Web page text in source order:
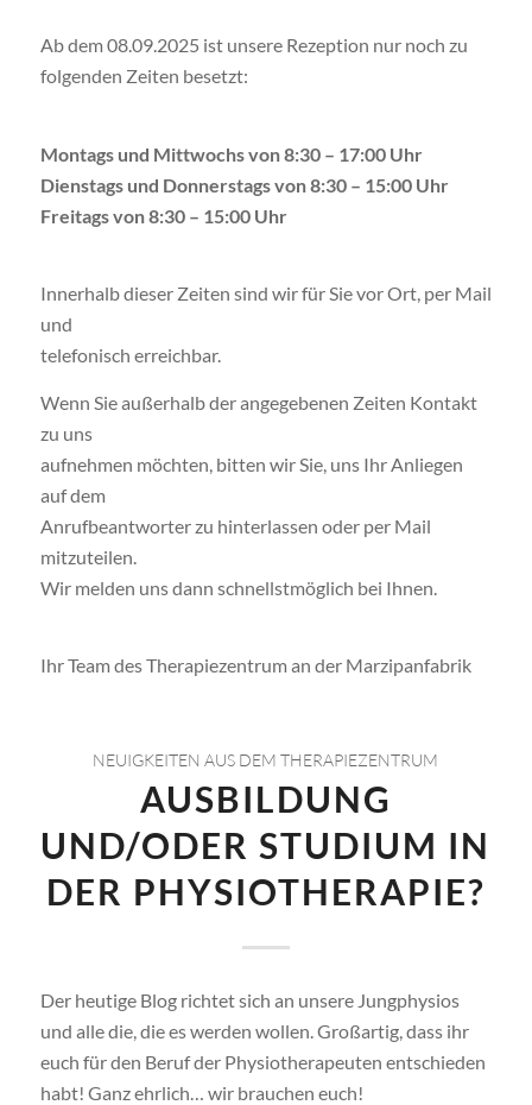
Ab dem 08.09.2025 ist unsere Rezeption nur noch zu
folgenden Zeiten besetzt:
Montags und Mittwochs von 8:30 – 17:00 Uhr
Dienstags und Donnerstags von 8:30 – 15:00 Uhr
Freitags von 8:30 – 15:00 Uhr
Innerhalb dieser Zeiten sind wir für Sie vor Ort, per Mail
und
telefonisch erreichbar.
Wenn Sie außerhalb der angegebenen Zeiten Kontakt
zu uns
aufnehmen möchten, bitten wir Sie, uns Ihr Anliegen
auf dem
Anrufbeantworter zu hinterlassen oder per Mail
mitzuteilen.
Wir melden uns dann schnellstmöglich bei Ihnen.
Ihr Team des Therapiezentrum an der Marzipanfabrik
NEUIGKEITEN AUS DEM THERAPIEZENTRUM
AUSBILDUNG
UND/ODER STUDIUM IN
DER PHYSIOTHERAPIE?
Der heutige Blog richtet sich an unsere Jungphysios
und alle die, die es werden wollen. Großartig, dass ihr
euch für den Beruf der Physiotherapeuten entschieden
habt! Ganz ehrlich… wir brauchen euch!